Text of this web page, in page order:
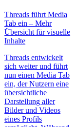
Threads führt Media
Tab ein – Mehr
Übersicht für visuelle
Inhalte
Threads entwickelt
sich weiter und führt
nun einen Media Tab
ein, der Nutzern eine
übersichtliche
Darstellung aller
Bilder und Videos
eines Profils